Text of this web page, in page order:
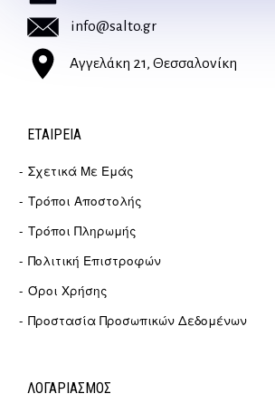
info@salto.gr
Αγγελάκη 21, Θεσσαλονίκη
ΕΤΑΙΡΕΊΑ
Σχετικά Με Εμάς
Τρόποι Αποστολής
Τρόποι Πληρωμής
Πολιτική Επιστροφών
Όροι Χρήσης
Προστασία Προσωπικών Δεδομένων
ΛΟΓΑΡΙΑΣΜΟΣ